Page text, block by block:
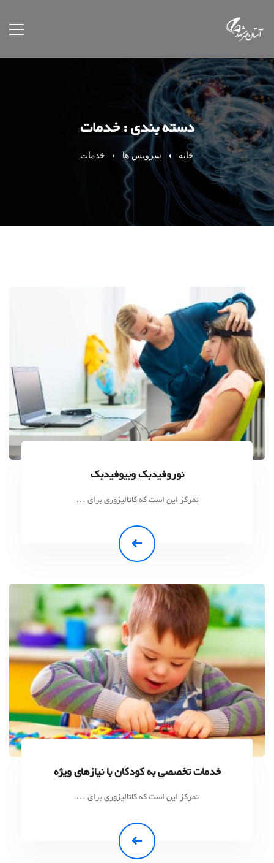
دسته بندی : خدمات
خانه سرویس ها خدمات
نوروفیدبک وبیوفیدبک
تمرکز این است که کاتالیزوری برای …
خدمات تخصصی به کودکان با نیازهای ویژه
تمرکز این است که کاتالیزوری برای …